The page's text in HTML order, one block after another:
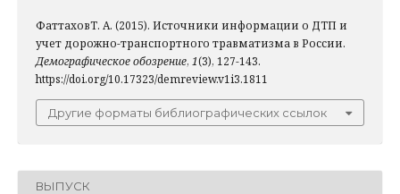
ФаттаховТ. А. (2015). Источники информации о ДТП и
учет дорожно-транспортного травматизма в России.
Демографическое обозрение, 1(3), 127-143.
https://doi.org/10.17323/demreview.v1i3.1811
Другие форматы библиографических ссылок
ВЫПУСК